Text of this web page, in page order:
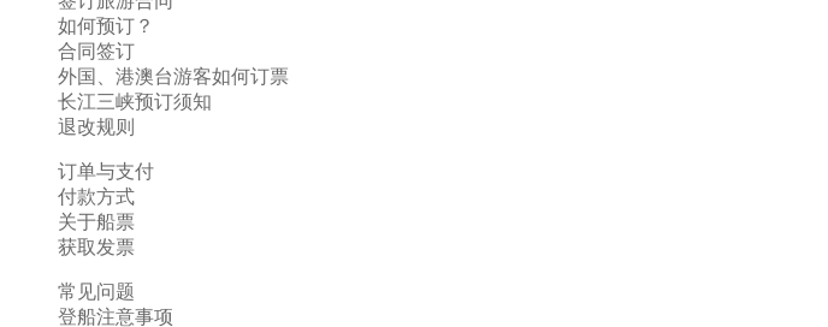
如何预订？
合同签订
外国、港澳台游客如何订票
长江三峡预订须知
退改规则
订单与支付
付款方式
关于船票
获取发票
常见问题
登船注意事项